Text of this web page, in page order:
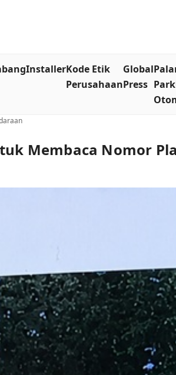
InstallerKode Etik
Perusahaan
Global
Press
Membaca Nomor